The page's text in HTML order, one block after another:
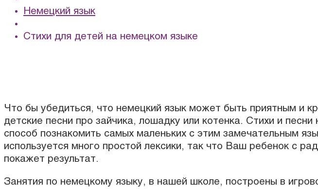
Немецкий язык
Стихи для детей на немецком языке
Что бы убедиться, что немецкий язык может быть приятным и
детские песни про зайчика, лошадку или котенка. Стихи и
способ познакомить самых маленьких с этим замечательным
используется много простой лексики, так что Ваш ребенок с
покажет результат.
Занятия по немецкому языку, в нашей школе, построены в